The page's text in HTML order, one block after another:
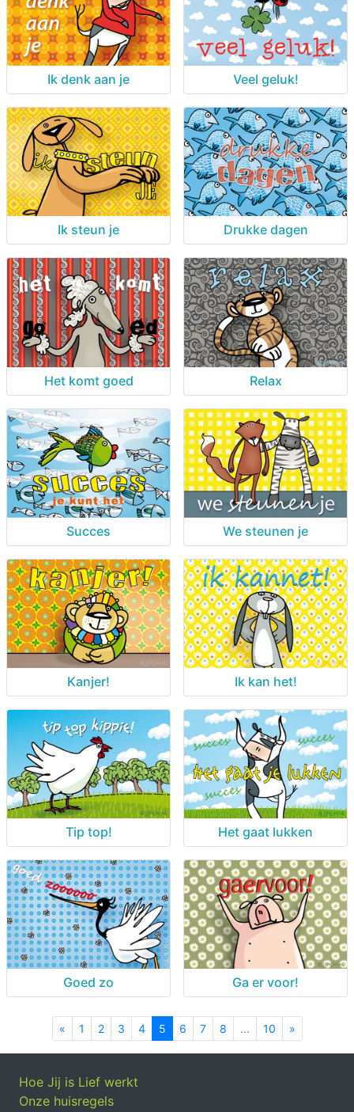
Ik denk aan je Veel geluk!
Ik steun je Drukke dagen
Het komt goed Relax
Succes We steunen je
Kanjer! Ik kan het!
Tip top! Het gaat lukken
Goed zo Ga er voor!
« Previous
1 2 3 4 5 6 7 8 ... 10 »
Hoe Jij is Lief werkt
Onze huisregels